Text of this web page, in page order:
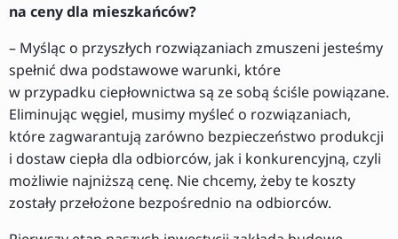
na ceny dla mieszkańców?
– Myśląc o przyszłych rozwiązaniach zmuszeni jesteśmy
spełnić dwa podstawowe warunki, które
w przypadku ciepłownictwa są ze sobą ściśle powiązane.
Eliminując węgiel, musimy myśleć o rozwiązaniach,
które zagwarantują zarówno bezpieczeństwo produkcji
i dostaw ciepła dla odbiorców, jak i konkurencyjną, czyli
możliwie najniższą cenę. Nie chcemy, żeby te koszty
zostały przełożone bezpośrednio na odbiorców.